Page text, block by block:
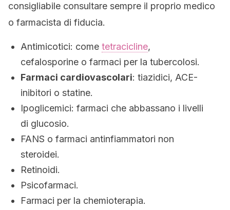
consigliabile consultare sempre il proprio medico
o farmacista di fiducia.
Antimicotici: come tetracicline,
cefalosporine o farmaci per la tubercolosi.
Farmaci cardiovascolari: tiazidici, ACE-
inibitori o statine.
Ipoglicemici: farmaci che abbassano i livelli
di glucosio.
FANS o farmaci antinfiammatori non
steroidei.
Retinoidi.
Psicofarmaci.
Farmaci per la chemioterapia.